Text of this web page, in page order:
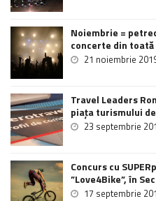
Noiembrie =
concerte din
21 noiembrie
Travel Leaders
piața turismului
23 septembrie
Concurs cu
”Love4Bike”, în
17 septembrie